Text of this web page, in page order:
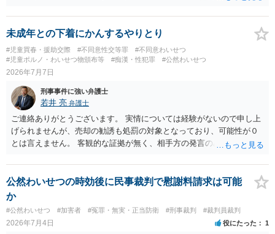
未成年との下着にかんするやりとり
#児童買春・援助交際 #不同意性交等罪
#不同意わいせつ
#児童ポルノ・わいせつ物頒布等
#痴漢・性犯罪 #公然わいせつ
2026年7月7日
刑事事件に強い弁護士
若井 亮 弁護士
ご連絡ありがとうございます。 実情については経験がないので申し上
げられませんが、売却の勧誘も処罰の対象となっており、可能性が０
とは言えません。 客観的な証拠が無く、相手方の発言のみで逮捕され
公然わいせつの時効後に民事裁判で慰謝料請求は可能
か
#公然わいせつ #加害者 #冤罪・無実・正当防衛 #刑事裁判 #裁判員裁判
2026年7月4日 役にたった 1